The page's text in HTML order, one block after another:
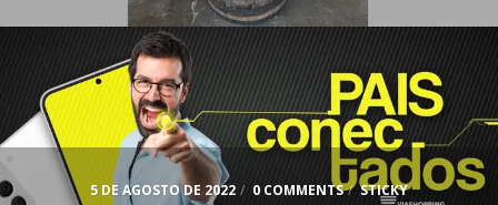
5 DE AGOSTO DE 2022 / 0 COMMENTS / STICKY